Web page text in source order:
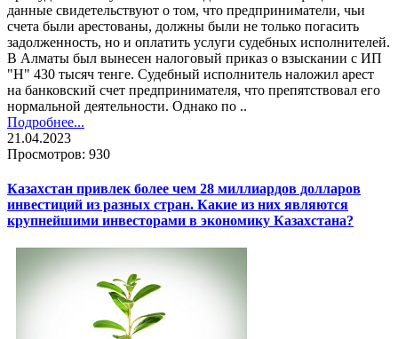
данные свидетельствуют о том, что предприниматели, чьи
счета были арестованы, должны были не только погасить
задолженность, но и оплатить услуги судебных исполнителей.
В Алматы был вынесен налоговый приказ о взыскании с ИП
"H" 430 тысяч тенге. Судебный исполнитель наложил арест
на банковский счет предпринимателя, что препятствовал его
нормальной деятельности. Однако по ..
Подробнее...
21.04.2023
Просмотров: 930
Казахстан привлек более чем 28 миллиардов долларов
инвестиций из разных стран. Какие из них являются
крупнейшими инвесторами в экономику Казахстана?